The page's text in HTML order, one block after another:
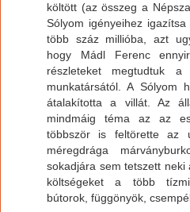
költött (az összeg a
Sólyom igényeihez
több száz millióba, azt
hogy Mádl Ferenc
részleteket megtudtuk a
munkatársától. A Sólyom
átalakította a villát. Az
mindmáig téma az az
többször is feltörette az
méregdrága
sokadjára sem tetszett neki
költségeket a több
bútorok, függönyök,